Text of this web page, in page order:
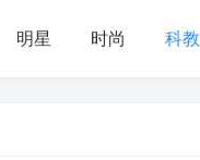
明星 时尚 科教